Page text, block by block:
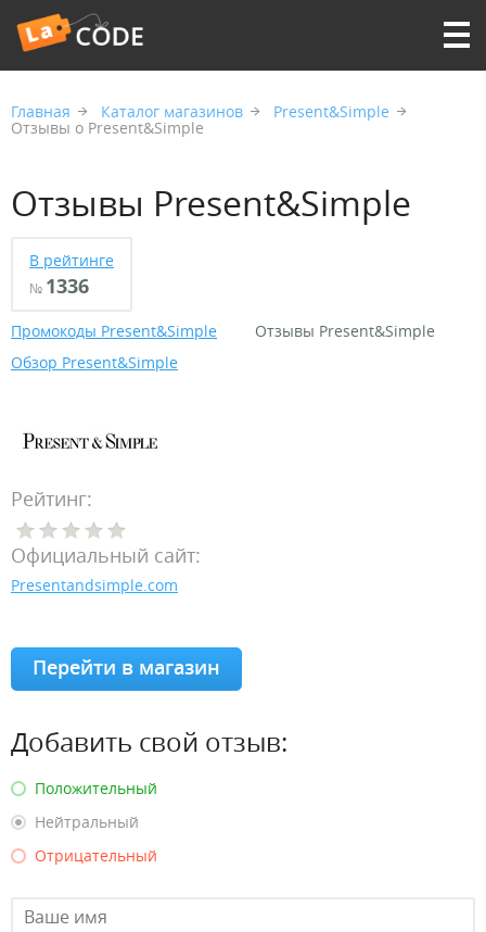
Главная Каталог магазинов Present&Simple
Отзывы о Present&Simple
Отзывы Present&Simple
В рейтинге
№ 1336
Промокоды Present&Simple
Отзывы Present&Simple
Обзор Present&Simple
Рейтинг:
Официальный сайт:
Presentandsimple.com
Перейти в магазин
Добавить свой отзыв:
Положительный
Нейтральный
Отрицательный